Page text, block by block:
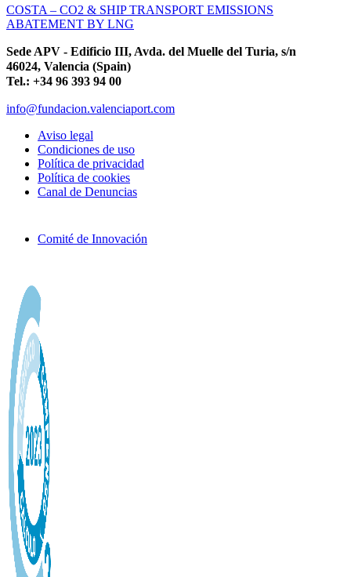
COSTA – CO2 & SHIP TRANSPORT EMISSIONS
ABATEMENT BY LNG
Sede APV - Edificio III, Avda. del Muelle del Turia, s/n
46024, Valencia (Spain)
Tel.: +34 96 393 94 00
info@fundacion.valenciaport.com
Aviso legal
Condiciones de uso
Política de privacidad
Política de cookies
Canal de Denuncias
Comité de Innovación